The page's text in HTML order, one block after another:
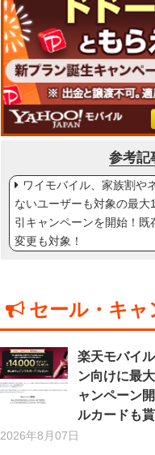
参考記
ワイモバイル、家族割や
ないユーザーも対象の最大
引キャンペーンを開始！既
変更も対象！
セール・キャ
楽天モバイ
ン向けに最
ャンペーン
ルカードも貰
2026年8月07日